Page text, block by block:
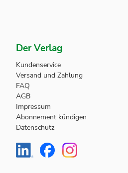
Der Verlag
Kundenservice
Versand und Zahlung
FAQ
AGB
Impressum
Abonnement kündigen
Datenschutz